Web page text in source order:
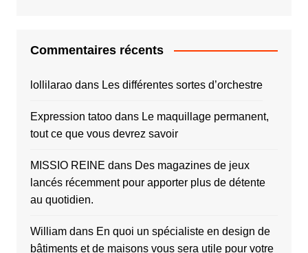
Commentaires récents
lollilaraodans Les différentes sortes d’orchestre
Expression tatoodans Le maquillage permanent,
tout ce que vous devrez savoir
MISSIO REINE dans Des magazines de jeux
lancés récemment pour apporter plus de détente
au quotidien.
Williamdans En quoi un spécialiste en design de
bâtiments et de maisons vous sera utile pour votre